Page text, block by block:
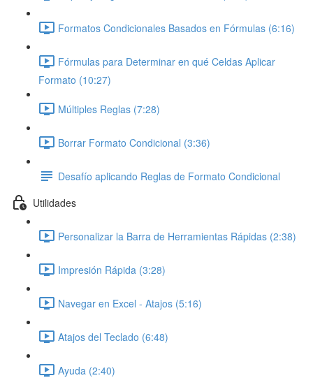
Formatos Condicionales Basados en Fórmulas (6:16)
Fórmulas para Determinar en qué Celdas Aplicar
Formato (10:27)
Múltiples Reglas (7:28)
Borrar Formato Condicional (3:36)
Desafío aplicando Reglas de Formato Condicional
Utilidades
Personalizar la Barra de Herramientas Rápidas (2:38)
Impresión Rápida (3:28)
Navegar en Excel - Atajos (5:16)
Atajos del Teclado (6:48)
Ayuda (2:40)